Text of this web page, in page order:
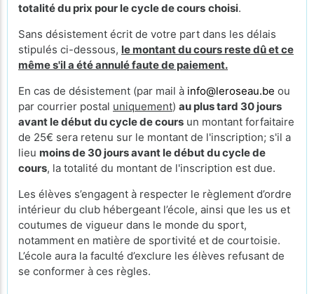
totalité du prix pour le cycle de cours choisi.
Sans désistement écrit de votre part dans les délais
stipulés ci-dessous, le montant du cours reste dû et ce
même s'il a été annulé faute de paiement.
En cas de désistement (par mail à info@leroseau.be ou
par courrier postal uniquement) au plus tard 30 jours
avant le début du cycle de cours un montant forfaitaire
de 25€ sera retenu sur le montant de l'inscription; s'il a
lieu moins de 30 jours avant le début du cycle de
cours, la totalité du montant de l'inscription est due.
Les élèves s’engagent à respecter le règlement d’ordre
intérieur du club hébergeant l’école, ainsi que les us et
coutumes de vigueur dans le monde du sport,
notamment en matière de sportivité et de courtoisie.
L’école aura la faculté d’exclure les élèves refusant de
se conformer à ces règles.